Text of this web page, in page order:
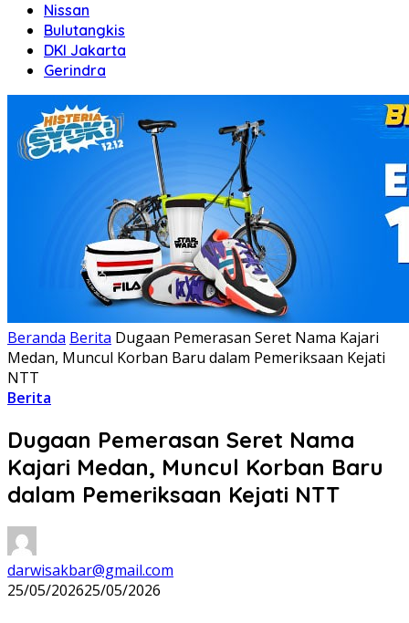
Nissan
Bulutangkis
DKI Jakarta
Gerindra
Beranda Berita Dugaan Pemerasan Seret Nama Kajari
Medan, Muncul Korban Baru dalam Pemeriksaan Kejati
NTT
Berita
Dugaan Pemerasan Seret Nama
Kajari Medan, Muncul Korban Baru
dalam Pemeriksaan Kejati NTT
darwisakbar@gmail.com
25/05/202625/05/2026